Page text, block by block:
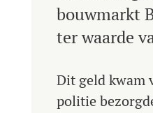
bouwmarkt
ter waarde
Dit geld kwam
politie